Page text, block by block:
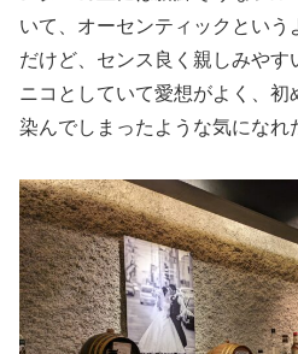
いて、オーセンティックとい
だけど、センス良く親しみやす
ニコとしていて愛想がよく、初
染んでしまったような気になれ